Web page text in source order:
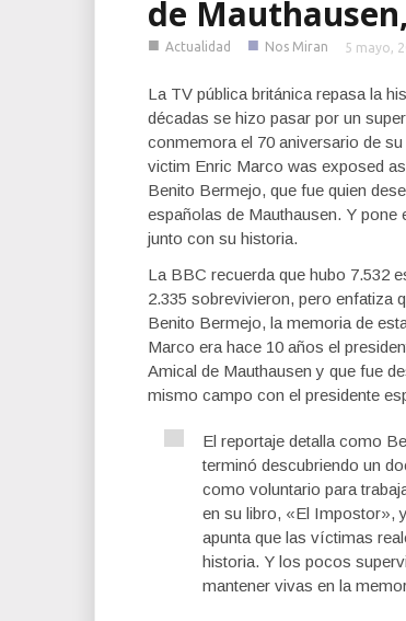
de
■ Actualidad ■ Nos Miran 5 mayo,
La TV pública británica repasa la
décadas se hizo pasar por un
conmemora el 70 aniversario de
victim Enric Marco was exposed
Benito Bermejo, que fue quien
españolas de Mauthausen. Y
junto con su historia.
La BBC recuerda que hubo 7.532
2.335 sobrevivieron, pero enfatiza
Benito Bermejo, la memoria de
Marco era hace 10 años el
Amical de Mauthausen y que fue
mismo campo con el presidente
El reportaje detalla como
terminó descubriendo un
como voluntario para
en su libro, «El Impostor»,
apunta que las víctimas
historia. Y los pocos
mantener vivas en la